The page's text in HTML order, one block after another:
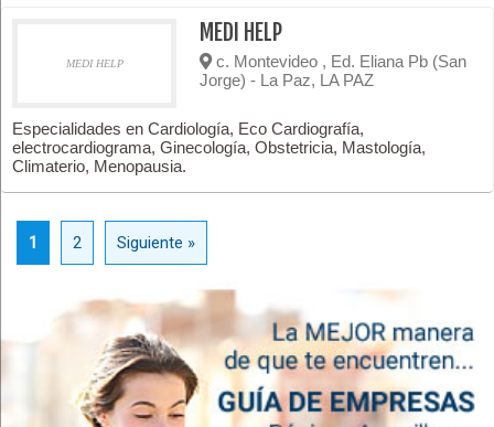
MEDI HELP
MEDI HELP
c. Montevideo , Ed. Eliana Pb (San
Jorge) - La Paz, LA PAZ
Especialidades en Cardiología, Eco Cardiografía,
electrocardiograma, Ginecología, Obstetricia, Mastología,
Climaterio, Menopausia.
1 2 Siguiente »